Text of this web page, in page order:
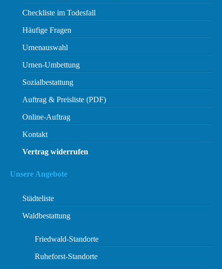
Checkliste im Todesfall
Häufige Fragen
Urnenauswahl
Urnen-Umbettung
Sozialbestattung
Auftrag & Preisliste (PDF)
Online-Auftrag
Kontakt
Vertrag widerrufen
Unsere Angebote
Städteliste
Waldbestattung
Friedwald-Standorte
Ruheforst-Standorte